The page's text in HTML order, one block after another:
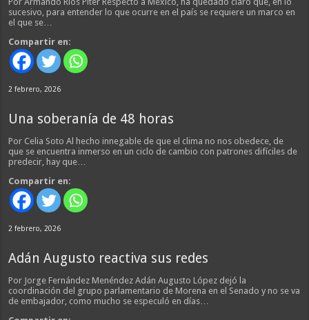
sucesivo, para entender lo que ocurre en el país se requiere un marco en
el que se…
Compartir en:
2 febrero, 2026
Una soberanía de 48 horas
Por Celia Soto Al hecho innegable de que el clima no nos obedece, de
que se encuentra inmerso en un ciclo de cambio con patrones difíciles de
predecir, hay que…
Compartir en:
2 febrero, 2026
Adán Augusto reactiva sus redes
Por Jorge Fernández Menéndez Adán Augusto López dejó la
coordinación del grupo parlamentario de Morena en el Senado y no se va
de embajador, como mucho se especuló en días…